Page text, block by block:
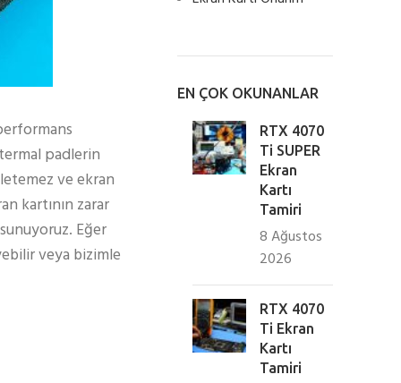
padlerin
ve ekran
kartının zarar
Eğer
veya bizimle
EN ÇOK OKUNANLAR
RTX 4070
Ti SUPER
Ekran
Kartı
Tamiri
8 Ağustos
2026
RTX 4070
Ti Ekran
Kartı
Tamiri